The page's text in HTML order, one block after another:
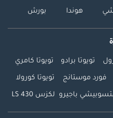
هوندا بورش
تويوتا برادو تويوتا كامري
فورد موستانج تويوتا كورولا
باجيرو لكزس LS 430